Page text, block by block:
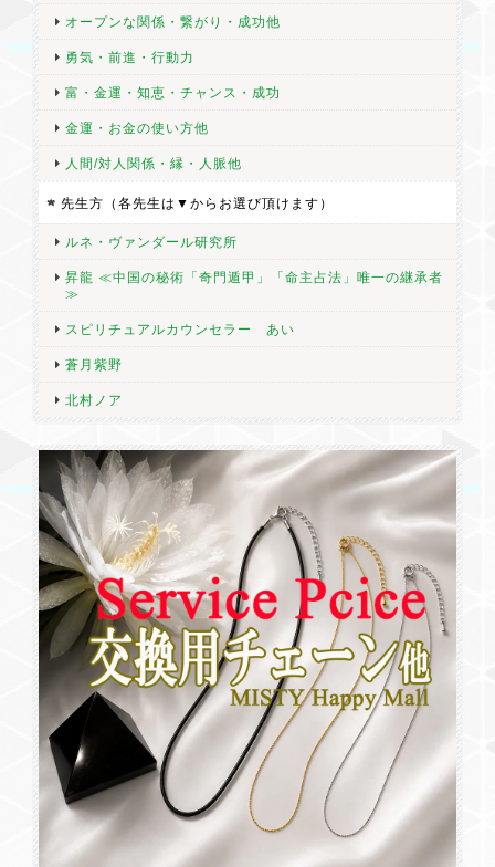
色々なハートがあるけれど、ぷっくりしていてなんてかわいいの
だろう。上品で優しい感じです。硬度が低いらしいので、割れな
いよう濡らさないように大切にしたいです。 昨日受け取りまし
た。発送も早く注文の翌日発送、発送から3日で届きました。
す。気持ちが落ち着きそうです。健康秘石チャームも小さくかわ
いいです。一緒に購入のセレナイトのハートと合う感じです。
★【ご案内済みのお客様専用】再会したユニコーン
2026/06/19
レビュー遅れてすみません。ユニコーンさん、予定通り到着して
います。 一度は諦めましたが、こうして再会し、お迎えできてい
るのが不思議な気持ちです。 包みからお顔🦄出てきたとき、なん
となく得意げな表情に見えて、タイミングも石の意思なんだなと
思いました（私のお迎えが嫌だったわけではないんだと感じまし
た）。 透き通るグリーンに、頬のところは、ほんのりパープル。
美しいです。 プレゼントの翡翠やストラップもありがとうござい
ました。 先にいただいた🦄さんと共に、大切にします。
オープンな関係・繋がり・成功他
勇気・前進・行動力
富・金運・知恵・チャンス・成功
金運・お金の使い方他
人間/対人関係・縁・人脈他
先生方（各先生は▼からお選び頂けます）
ルネ・ヴァンダール研究所
昇龍 ≪中国の秘術「奇門遁甲」「命主占法」唯一の継承者
≫
スピリチュアルカウンセラー あい
蒼月紫野
北村ノア